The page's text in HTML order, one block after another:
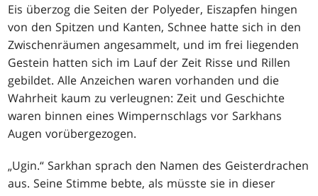
Eis überzog die Seiten der Polyeder, Eiszapfen hingen
von den Spitzen und Kanten, Schnee hatte sich in den
Zwischenräumen angesammelt, und im frei liegenden
Gestein hatten sich im Lauf der Zeit Risse und Rillen
gebildet. Alle Anzeichen waren vorhanden und die
Wahrheit kaum zu verleugnen: Zeit und Geschichte
waren binnen eines Wimpernschlags vor Sarkhans
Augen vorübergezogen.
„Ugin.“ Sarkhan sprach den Namen des Geisterdrachen
aus. Seine Stimme bebte, als müsste sie in dieser